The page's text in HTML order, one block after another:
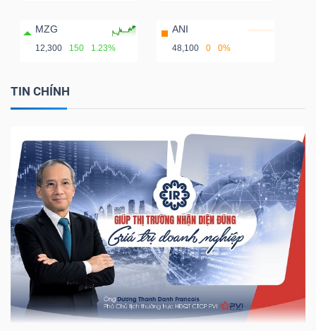
MZG
12,300 150 1.23%
ANI
48,100 0 0%
TIN CHÍNH